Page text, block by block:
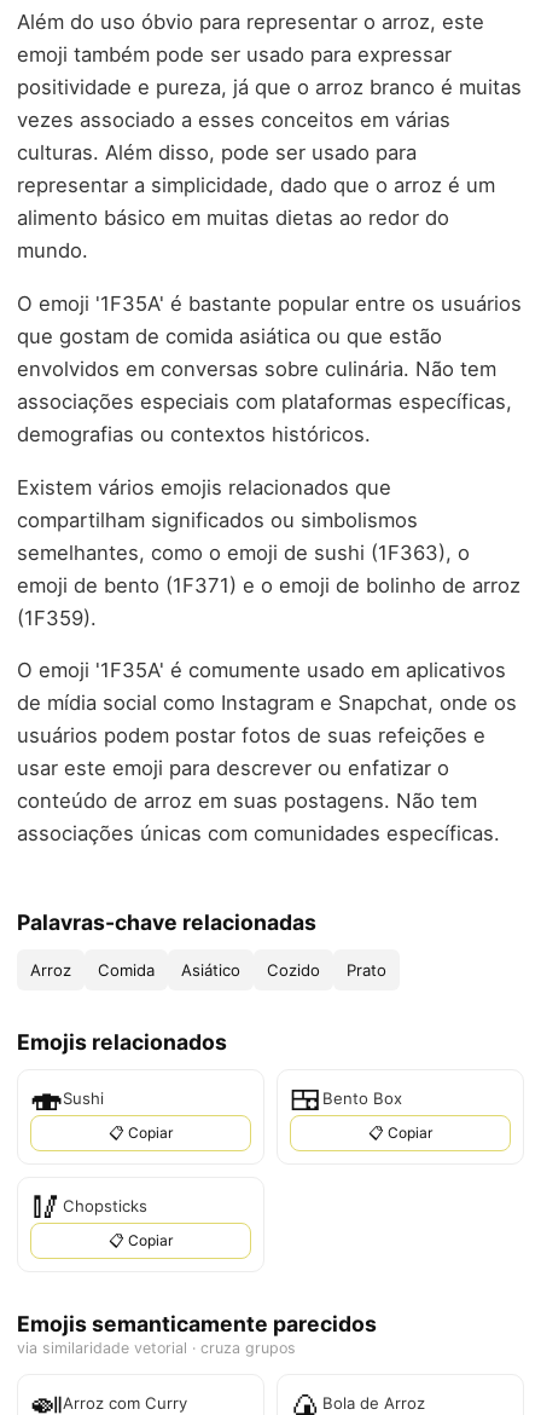
Além do uso óbvio para representar o arroz, este
emoji também pode ser usado para expressar
positividade e pureza, já que o arroz branco é muitas
vezes associado a esses conceitos em várias
culturas. Além disso, pode ser usado para
representar a simplicidade, dado que o arroz é um
alimento básico em muitas dietas ao redor do
mundo.
O emoji '1F35A' é bastante popular entre os usuários
que gostam de comida asiática ou que estão
envolvidos em conversas sobre culinária. Não tem
associações especiais com plataformas específicas,
demografias ou contextos históricos.
Existem vários emojis relacionados que
compartilham significados ou simbolismos
semelhantes, como o emoji de sushi (1F363), o
emoji de bento (1F371) e o emoji de bolinho de arroz
(1F359).
O emoji '1F35A' é comumente usado em aplicativos
de mídia social como Instagram e Snapchat, onde os
usuários podem postar fotos de suas refeições e
usar este emoji para descrever ou enfatizar o
conteúdo de arroz em suas postagens. Não tem
associações únicas com comunidades específicas.
Palavras-chave relacionadas
Arroz Comida Asiático Cozido Prato
Emojis relacionados
🍣Sushi
📋 Copiar
🍱 Bento Box
📋 Copiar
🥢 Chopsticks
📋 Copiar
Emojis semanticamente parecidos
via similaridade vetorial · cruza grupos
🍛Arroz com Curry 🍙 Bola de Arroz